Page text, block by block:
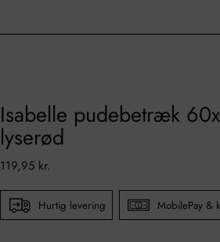
Isabelle pudebetræk
lyserød
Normal
119,95 kr.
Hurtig levering MobilePay &